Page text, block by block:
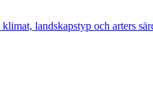
landskapstyp och arters